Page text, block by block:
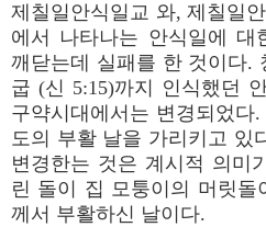
제칠일안식일교 와, 제칠일
에서 나타나는 안식일에 대
깨닫는데 실패를 한 것이다.
굽 (신 5:15)까지 인식했던
구약시대에서는 변경되었다
도의 부활 날을 가리키고 있
변경한는 것은 계시적 의미
린 돌이 집 모퉁이의 머릿돌
께서 부활하신 날이다.